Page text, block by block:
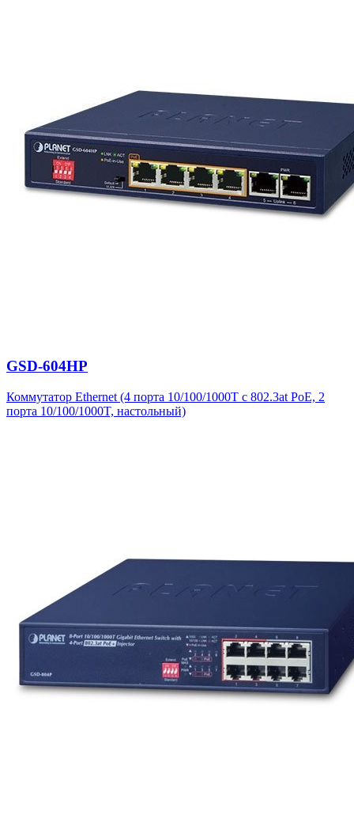
GSD-604HP
Коммутатор Ethernet (4 порта 10/100/1000T с 802.3at PoE, 2
порта 10/100/1000T, настольный)